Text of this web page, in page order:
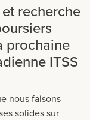
recherche
prochaine
ITSS
nous faisons
solides sur